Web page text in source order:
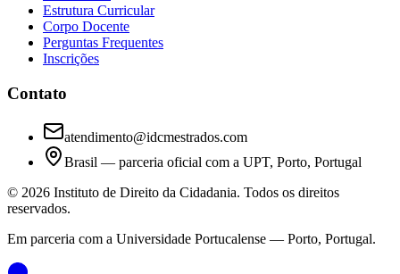
Estrutura Curricular
Corpo Docente
Perguntas Frequentes
Inscrições
Contato
atendimento@idcmestrados.com
Brasil — parceria oficial com a UPT, Porto, Portugal
© 2026 Instituto de Direito da Cidadania. Todos os direitos
reservados.
Em parceria com a Universidade Portucalense — Porto, Portugal.